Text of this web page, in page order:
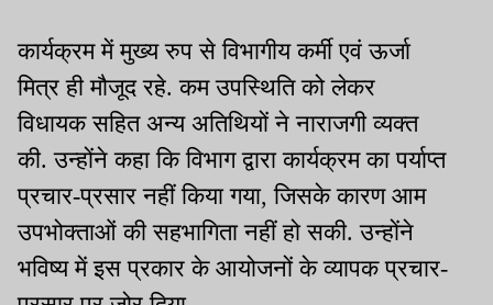
कार्यक्रम में मुख्य रुप से विभागीय कर्मी एवं ऊर्जा
मित्र ही मौजूद रहे. कम उपस्थिति को लेकर
विधायक सहित अन्य अतिथियों ने नाराजगी व्यक्त
की. उन्होंने कहा कि विभाग द्वारा कार्यक्रम का पर्याप्त
प्रचार-प्रसार नहीं किया गया, जिसके कारण आम
उपभोक्ताओं की सहभागिता नहीं हो सकी. उन्होंने
भविष्य में इस प्रकार के आयोजनों के व्यापक प्रचार-